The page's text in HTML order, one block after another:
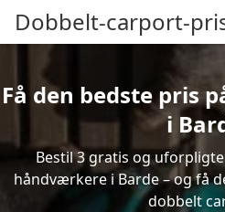
Dobbelt-carport-
Få den bedste pris
i
Bestil 3 gratis og
håndværkere i Barde – og få
dobbelt